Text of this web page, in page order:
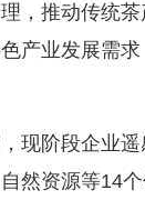
，推动传统
产业发展需
阶段企业遥
然资源等14